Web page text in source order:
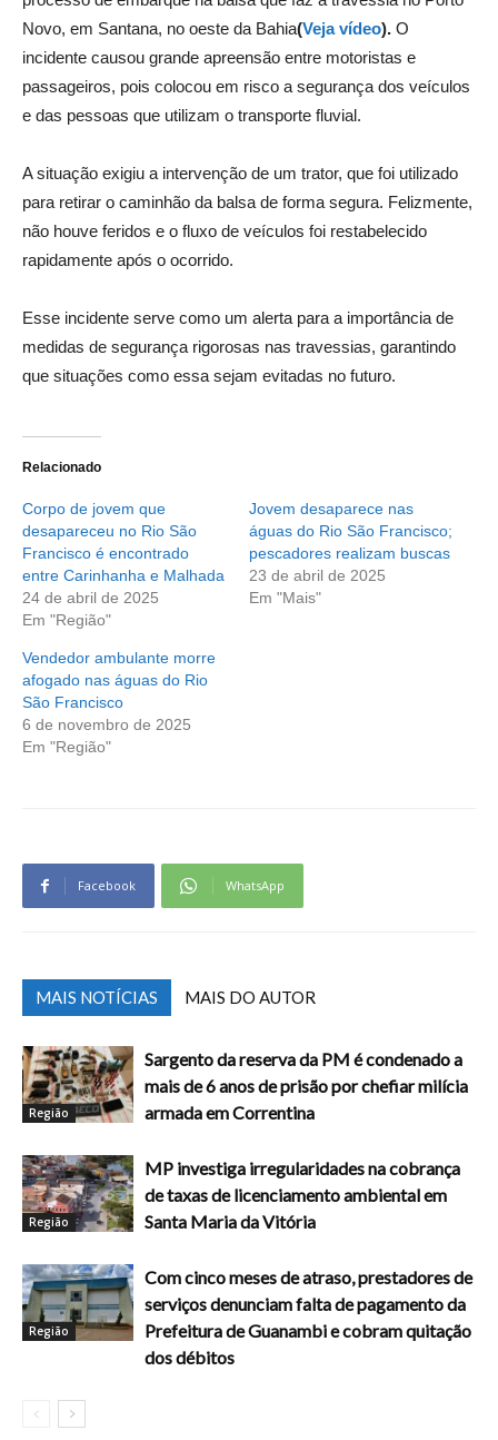
Novo, em Santana, no oeste da Bahia(Veja vídeo). O
incidente causou grande apreensão entre motoristas e
passageiros, pois colocou em risco a segurança dos veículos
e das pessoas que utilizam o transporte fluvial.
A situação exigiu a intervenção de um trator, que foi utilizado
para retirar o caminhão da balsa de forma segura. Felizmente,
não houve feridos e o fluxo de veículos foi restabelecido
rapidamente após o ocorrido.
Esse incidente serve como um alerta para a importância de
medidas de segurança rigorosas nas travessias, garantindo
que situações como essa sejam evitadas no futuro.
Relacionado
Corpo de jovem que
desapareceu no Rio São
Francisco é encontrado
entre Carinhanha e Malhada
24 de abril de 2025
Em "Região"
Jovem desaparece nas
águas do Rio São Francisco;
pescadores realizam buscas
23 de abril de 2025
Em "Mais"
Vendedor ambulante morre
afogado nas águas do Rio
São Francisco
6 de novembro de 2025
Em "Região"
Facebook WhatsApp
MAIS NOTÍCIAS MAIS DO AUTOR
Região
Sargento da reserva da PM é condenado a
mais de 6 anos de prisão por chefiar milícia
armada em Correntina
Região
MP investiga irregularidades na cobrança
de taxas de licenciamento ambiental em
Santa Maria da Vitória
Região
Com cinco meses de atraso, prestadores de
serviços denunciam falta de pagamento da
Prefeitura de Guanambi e cobram quitação
dos débitos